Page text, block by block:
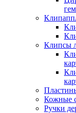
Клипсы
Кожные
Ручки